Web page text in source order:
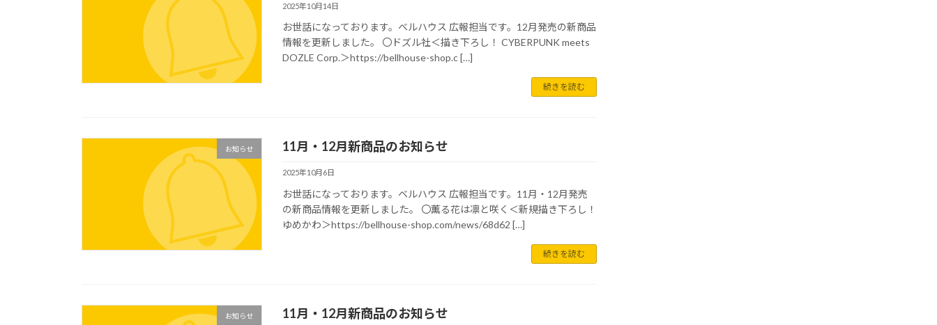
2025年10月14日
お世話になっております。ベルハウス 広報担当です。12月発売の新商品
情報を更新しました。 〇ドズル社＜描き下ろし！ CYBERPUNK meets
DOZLE Corp.＞https://bellhouse-shop.c […]
続きを読む
お知らせ 11月・12月新商品のお知らせ
2025年10月6日
お世話になっております。ベルハウス 広報担当です。11月・12月発売
の新商品情報を更新しました。 〇薫る花は凛と咲く＜新規描き下ろし！
ゆめかわ＞https://bellhouse-shop.com/news/68d62 […]
続きを読む
お知らせ 11月・12月新商品のお知らせ